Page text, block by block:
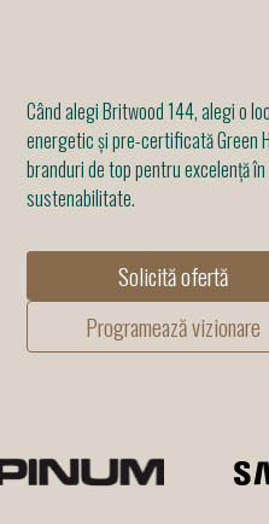
Când alegi Britwood 144, alegi o
energetic și pre-certificată Green
branduri de top pentru excelență
sustenabilitate.
Solicită ofertă
Programează vizionare